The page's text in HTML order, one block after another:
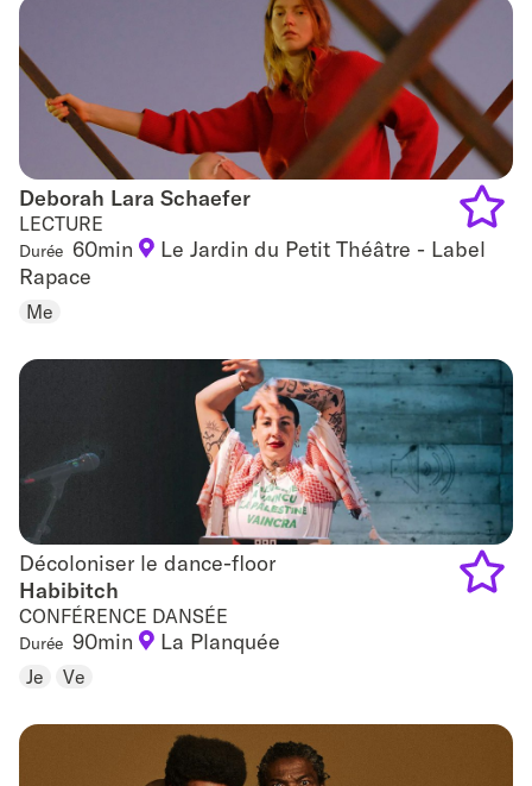
Deborah Lara Schaefer
Deborah Lara Schaefer
LECTURE
Durée 60min
Le Jardin du Petit Théâtre - Label
Rapace
Me
Add
Décoloniser le dance-floor
Décoloniser le dance-floor
Habibitch
CONFÉRENCE DANSÉE
Durée 90min La Planquée
Je Ve